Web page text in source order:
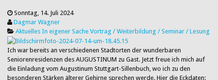
Sonntag, 14. Juli 2024
Dagmar Wagner
Aktuelles In eigener Sache Vortrag / Weiterbildung / Seminar / Lesung
Ich war bereits an verschiedenen Stadtorten der wunderbaren
Seniorenresidenzen des AUGUSTINUM zu Gast. Jetzt freue ich mich auf
die Einladung vom Augustinum Stuttgart-Sillenbuch, wo ich zu den
besonderen Stärken älterer Gehirne sprechen werde. Hier die Eckdaten: